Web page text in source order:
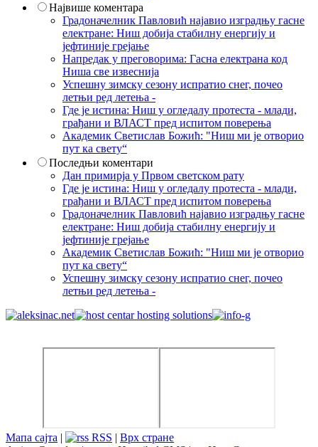
Највише коментара
Градоначелник Павловић најавио изградњу гасне
електране: Ниш добија стабилну енергију и
јефтиније грејање
Напредак у преговорима: Гасна електрана код
Ниша све извеснија
Успешну зимску сезону испратио снег, почео
летњи ред летења -
Где је истина: Ниш у огледалу протеста - млади,
грађани и ВЛАСТ пред испитом поверења
Академик Светислав Божић: "Ниш ми је отворио
пут ка свету“
Последњи коментари
Дан примирја у Првом светском рату
Где је истина: Ниш у огледалу протеста - млади,
грађани и ВЛАСТ пред испитом поверења
Градоначелник Павловић најавио изградњу гасне
електране: Ниш добија стабилну енергију и
јефтиније грејање
Академик Светислав Божић: "Ниш ми је отворио
пут ка свету“
Успешну зимску сезону испратио снег, почео
летњи ред летења -
Мапа сајта | RSS | Врх стране